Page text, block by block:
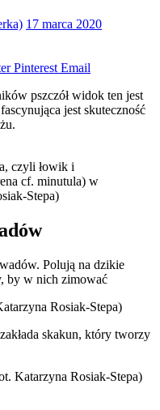
17 marca 2020
Pinterest Email
pszczół widok ten jest
jest skuteczność
czyli łowik i
cf. minutula) w
Stepa)
Polują na dzikie
by w nich zimować
Rosiak-Stepa)
skakun, który tworzy
Katarzyna Rosiak-Stepa)